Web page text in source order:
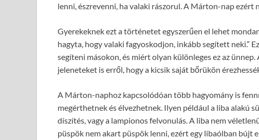
lenni, észrevenni, ha valaki rászorul. A Márton-nap ezért
Gyerekeknek ezt a történetet egyszerűen el lehet
hagyta, hogy valaki fagyoskodjon, inkább segített neki.”
segíteni másokon, és miért olyan különleges ez az
jeleneteket is erről, hogy a kicsik saját bőrükön
A Márton-naphoz kapcsolódóan több hagyomány is
megérthetnek és élvezhetnek. Ilyen például a liba alakú
díszítés, vagy a lampionos felvonulás. A liba nem
püspök nem akart püspök lenni, ezért egy libaólban bújt